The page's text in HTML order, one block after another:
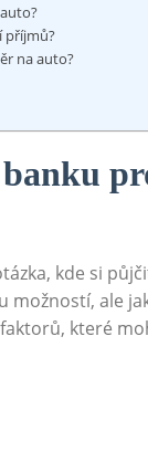
příjmů?
na auto?
‍kde ​si
možností, ⁤ale⁤
které